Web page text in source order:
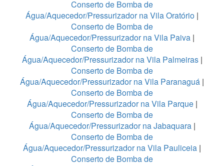
Conserto de Bomba de
Água/Aquecedor/Pressurizador na Vila Oratório |
Conserto de Bomba de
Água/Aquecedor/Pressurizador na Vila Paiva |
Conserto de Bomba de
Água/Aquecedor/Pressurizador na Vila Palmeiras|
Conserto de Bomba de
Água/Aquecedor/Pressurizador na Vila Paranaguá |
Conserto de Bomba de
Água/Aquecedor/Pressurizador na Vila Parque|
Conserto de Bomba de
Água/Aquecedor/Pressurizador na Jabaquara|
Conserto de Bomba de
Água/Aquecedor/Pressurizador na Vila Pauliceia |
Conserto de Bomba de